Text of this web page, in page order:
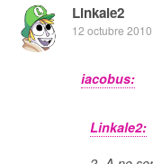
Linkale2
12 octubre 2010
iacobus:
Linkale2: